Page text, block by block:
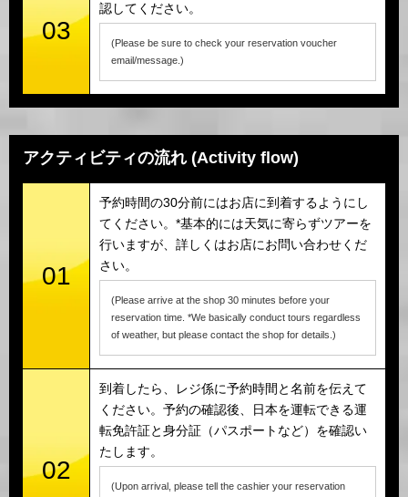
03
認してください。
(Please be sure to check your reservation voucher
email/message.)
アクティビティの流れ (Activity flow)
01
予約時間の30分前にはお店に到着するようにし
てください。*基本的には天気に寄らずツアーを
行いますが、詳しくはお店にお問い合わせくだ
さい。
(Please arrive at the shop 30 minutes before your
reservation time. *We basically conduct tours regardless
of weather, but please contact the shop for details.)
02
到着したら、レジ係に予約時間と名前を伝えて
ください。予約の確認後、日本を運転できる運
転免許証と身分証（パスポートなど）を確認い
たします。
(Upon arrival, please tell the cashier your reservation